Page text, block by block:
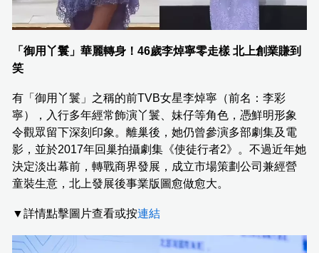
「御用丫鬟」華麗轉身！46歲李焯寧零走樣 北上創業賺到
笑
有「御用丫鬟」之稱的前TVB女星李焯寧（前名：李彩
寧），入行多年經常飾演丫鬟、妹仔等角色，憑鮮明形象
令觀眾留下深刻印象。離巢後，她仍曾參演多部劇集及電
影，並於2017年回巢拍攝劇集《使徒行者2》。不過近年她
決定淡出幕前，轉戰商界發展，成立市場策劃公司兼經營
童裝生意，北上發展後事業版圖愈做愈大。
▼詳情點擊圖片查看或按連結